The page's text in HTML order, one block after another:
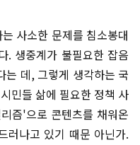
사소한 문제를 침소봉대
. 생중계가 불필요한 잡음
는 데, 그렇게 생각하는 국
민들 삶에 필요한 정책 사
즘'으로 콘텐츠를 채워온
러나고 있기 때문 아닌가.